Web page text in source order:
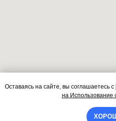
Оставаясь на сайте, вы соглашаетесь с
наИспользование